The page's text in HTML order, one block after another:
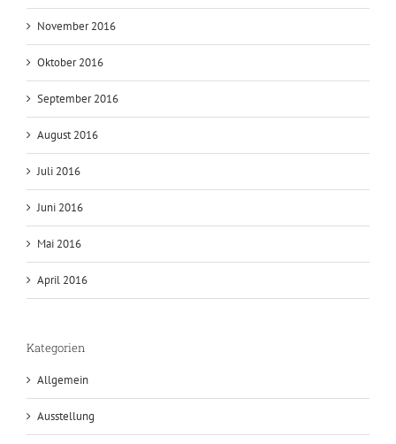
November 2016
Oktober 2016
September 2016
August 2016
Juli 2016
Juni 2016
Mai 2016
April 2016
Kategorien
Allgemein
Ausstellung